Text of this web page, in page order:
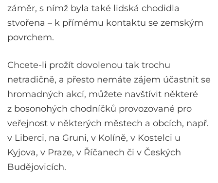
záměr, s nímž byla také lidská chodidla
stvořena – k přímému kontaktu se zemským
povrchem.
Chcete-li prožít dovolenou tak trochu
netradičně, a přesto nemáte zájem účastnit se
hromadných akcí, můžete navštívit některé
z bosonohých chodníčků provozované pro
veřejnost v některých městech a obcích, např.
v Liberci, na Gruni, v Kolíně, v Kostelci u
Kyjova, v Praze, v Říčanech či v Českých
Budějovicích.